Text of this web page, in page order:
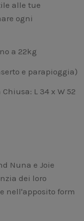
alle tue
ogni
a 22kg
e parapioggia)
L 34 x W 52
Nuna e Joie
dei loro
nell'apposito form